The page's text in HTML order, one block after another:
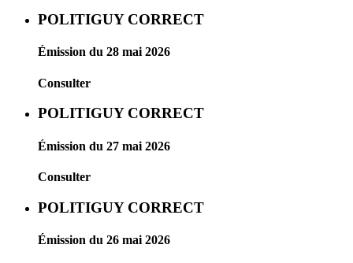
POLITIGUY CORRECT
Émission du 28 mai 2026
Consulter
POLITIGUY CORRECT
Émission du 27 mai 2026
Consulter
POLITIGUY CORRECT
Émission du 26 mai 2026